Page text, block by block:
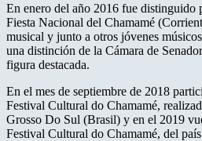
En enero del año 2016 fue distinguido
Fiesta Nacional del Chamamé
musical y junto a otros jóvenes
una distinción de la Cámara de
figura destacada.
En el mes de septiembre de 2018
Festival Cultural do Chamamé,
Grosso Do Sul (Brasil) y en el 2019
Festival Cultural do Chamamé, del